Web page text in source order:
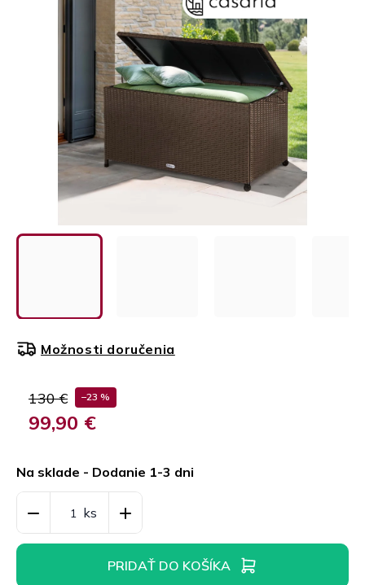
HVIEZDIČIEK.
130 € –23 %
99,90 €
cena:
Na sklade - Dodanie 1-3 dni
Možnosti doručenia
PRIDAŤ DO KOŠÍKA